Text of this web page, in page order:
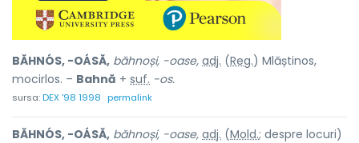
BĂHNÓS, -OÁSĂ, băhnoși, -oase, adj. (Reg.) Mlăștinos,
mocirlos. – Bahnă + suf. -os.
sursa:DEX '98 1998 permalink
BĂHNÓS, -OÁSĂ, băhnoși, -oase, adj. (Mold.; despre locuri)